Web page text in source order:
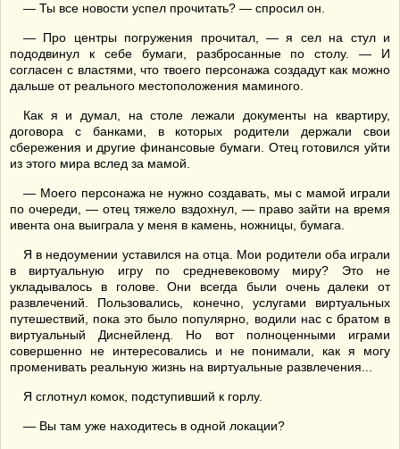
— Ты все новости успел прочитать? — спросил он.
— Про центры погружения прочитал, — я сел на стул и
пододвинул к себе бумаги, разбросанные по столу. — И
согласен с властями, что твоего персонажа создадут как можно
дальше от реального местоположения маминого.
Как я и думал, на столе лежали документы на квартиру,
договора с банками, в которых родители держали свои
сбережения и другие финансовые бумаги. Отец готовился уйти
из этого мира вслед за мамой.
— Моего персонажа не нужно создавать, мы с мамой играли
по очереди, — отец тяжело вздохнул, — право зайти на время
ивента она выиграла у меня в камень, ножницы, бумага.
Я в недоумении уставился на отца. Мои родители оба играли
в виртуальную игру по средневековому миру? Это не
укладывалось в голове. Они всегда были очень далеки от
развлечений. Пользовались, конечно, услугами виртуальных
путешествий, пока это было популярно, водили нас с братом в
виртуальный Диснейленд. Но вот полноценными играми
совершенно не интересовались и не понимали, как я могу
променивать реальную жизнь на виртуальные развлечения...
Я сглотнул комок, подступивший к горлу.
— Вы там уже находитесь в одной локации?